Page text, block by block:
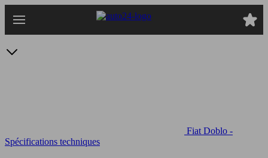
au
Fiat Doblo -
Spécifications techniques